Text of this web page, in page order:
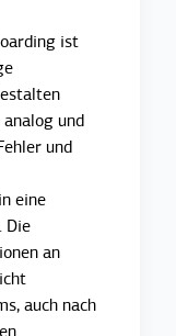
ist
und
und
eine
Die
an
auch nach